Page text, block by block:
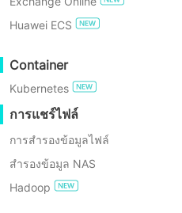
Huawei ECS
Container
Kubernetes
การแชร์ไฟล์
การสำรองข้อมูลไฟล์
สำรองข้อมูล NAS
Hadoop
ให้เจริญรุ่งเรือง มุ่งหวังที่
มาสู่ตลาดโลก.